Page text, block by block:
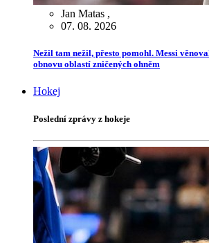
Jan Matas ,
07. 08. 2026
Nežil tam nežil, přesto pomohl. Messi
obnovu oblastí zničených ohněm
Hokej
Poslední zprávy z hokeje